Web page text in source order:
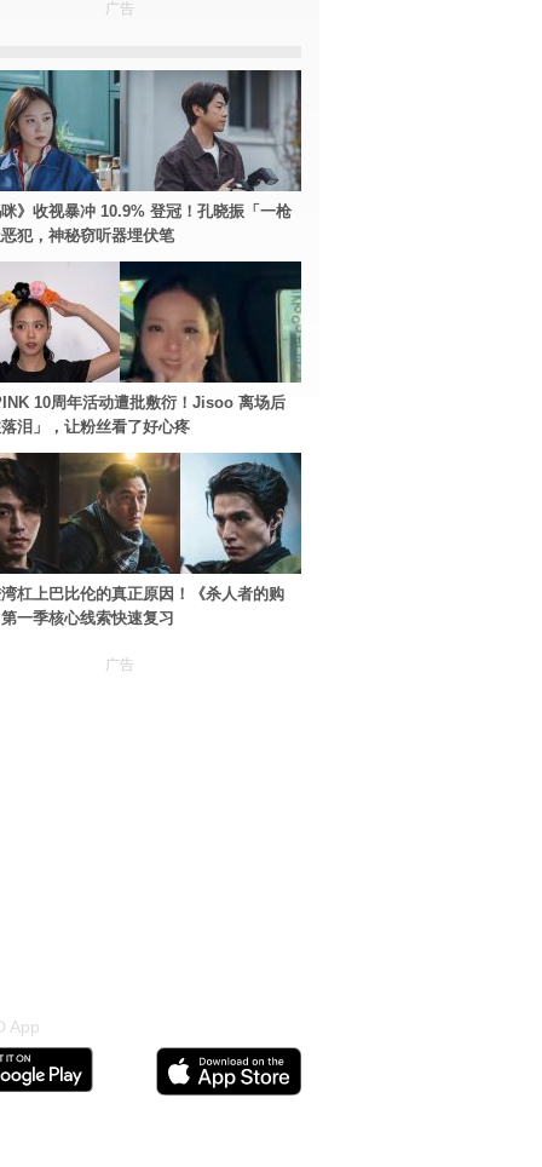
广告
》收视暴冲 10.9% 登冠！孔晓振「一枪
犯，神秘窃听器埋伏笔
10周年活动遭批敷衍！Jisoo 离场后
泪」，让粉丝看了好心疼
杠上巴比伦的真正原因！《杀人者的购
一季核心线索快速复习
广告
App